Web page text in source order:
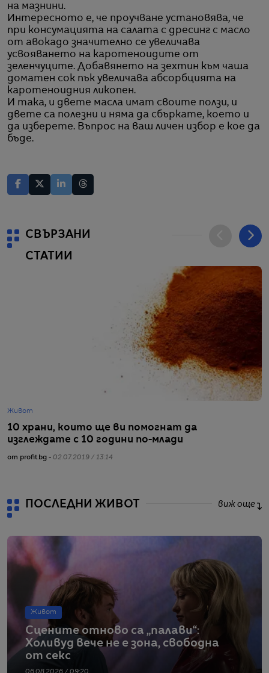
на мазнини.
Интересното е, че проучване установява, че
при консумацията на салата с дресинг с масло
от авокадо значително се увеличава
усвояването на каротеноидите от
зеленчуците. Добавянето на зехтин към чаша
доматен сок пък увеличава абсорбцията на
каротеноидния ликопен.
И така, и двете масла имат своите ползи, и
двете са полезни и няма да сбъркате, което и
да изберете. Въпрос на ваш личен избор е кое да
бъде.
СВЪРЗАНИ
СТАТИИ
Живот
10 храни, които ще ви помогнат да
изглеждате с 10 години по-млади
от profit.bg - 02.07.2019 / 13:14
ПОСЛЕДНИ ЖИВОТ виж още
Живот
Сцените отново са „палави“:
Холивуд вече не е зона, свободна
от секс